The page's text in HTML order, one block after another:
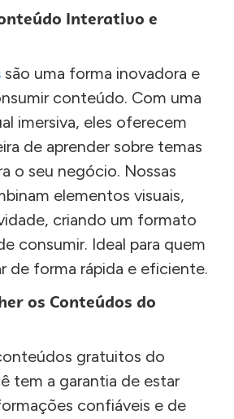
Interativo e
são uma forma inovadora e
conteúdo. Com uma
imersiva, eles oferecem
de aprender sobre temas
o seu negócio. Nossas
elementos visuais,
criando um formato
consumir. Ideal para quem
de forma rápida e eficiente.
os Conteúdos do
gratuitos do
tem a garantia de estar
confiáveis e de